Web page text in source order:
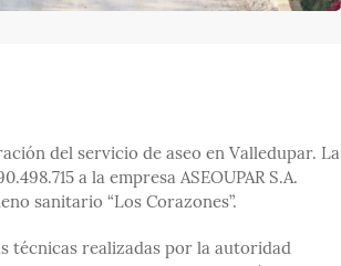
del servicio de aseo en Valledupar. La
a la empresa ASEOUPAR S.A.
sanitario “Los Corazones”.
técnicas realizadas por la autoridad